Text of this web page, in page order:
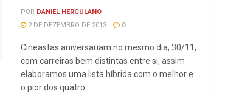
POR DANIEL HERCULANO
2 DE DEZEMBRO DE 2013
0
Cineastas aniversariam no mesmo dia, 30/11,
com carreiras bem distintas entre si, assim
elaboramos uma lista híbrida com o melhor e
o pior dos quatro